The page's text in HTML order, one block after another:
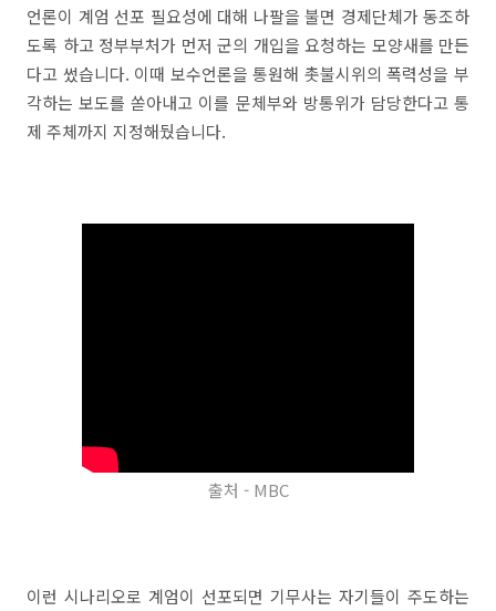
언론이 계엄 선포 필요성에 대해 나팔을 불면 경제단체가 동조하
도록 하고 정부부처가 먼저 군의 개입을 요청하는 모양새를 만든
다고 썼습니다. 이때 보수언론을 통원해 촛불시위의 폭력성을 부
각하는 보도를 쏟아내고 이를 문체부와 방통위가 담당한다고 통
제 주체까지 지정해뒀습니다.
출처 - MBC
이런 시나리오로 계엄이 선포되면 기무사는 자기들이 주도하는